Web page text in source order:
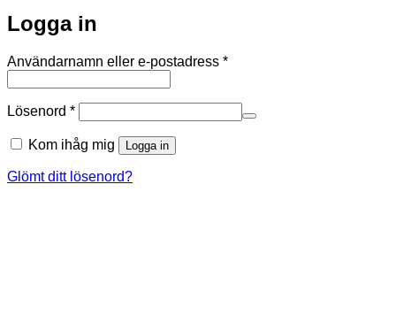
Logga in
Användarnamn eller e-postadress *Obligatoriskt
Lösenord *Obligatoriskt
Kom ihåg mig Logga in
Glömt ditt lösenord?